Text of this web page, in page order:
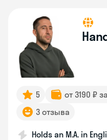
5 от 3190 ₽
3 отзыва
Holds an M.A. in